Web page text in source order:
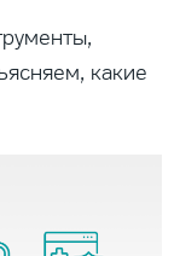
какие